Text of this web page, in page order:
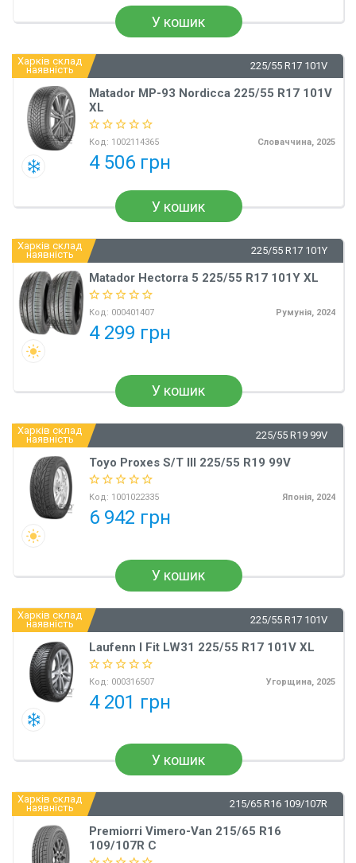
У кошик
225/55 R17 101V
Харків склад
наявність
Matador MP-93 Nordicca 225/55 R17 101V
XL
Код: 1002114365 Словаччина, 2025
4 506 грн
У кошик
225/55 R17 101Y
Харків склад
наявність
Matador Hectorra 5 225/55 R17 101Y XL
Код: 000401407 Румунія, 2024
4 299 грн
У кошик
225/55 R19 99V
Харків склад
наявність
Toyo Proxes S/T III 225/55 R19 99V
Код: 1001022335 Японія, 2024
6 942 грн
У кошик
225/55 R17 101V
Харків склад
наявність
Laufenn I Fit LW31 225/55 R17 101V XL
Код: 000316507 Угорщина, 2025
4 201 грн
У кошик
215/65 R16 109/107R
Харків склад
наявність
Premiorri Vimero-Van 215/65 R16
109/107R C